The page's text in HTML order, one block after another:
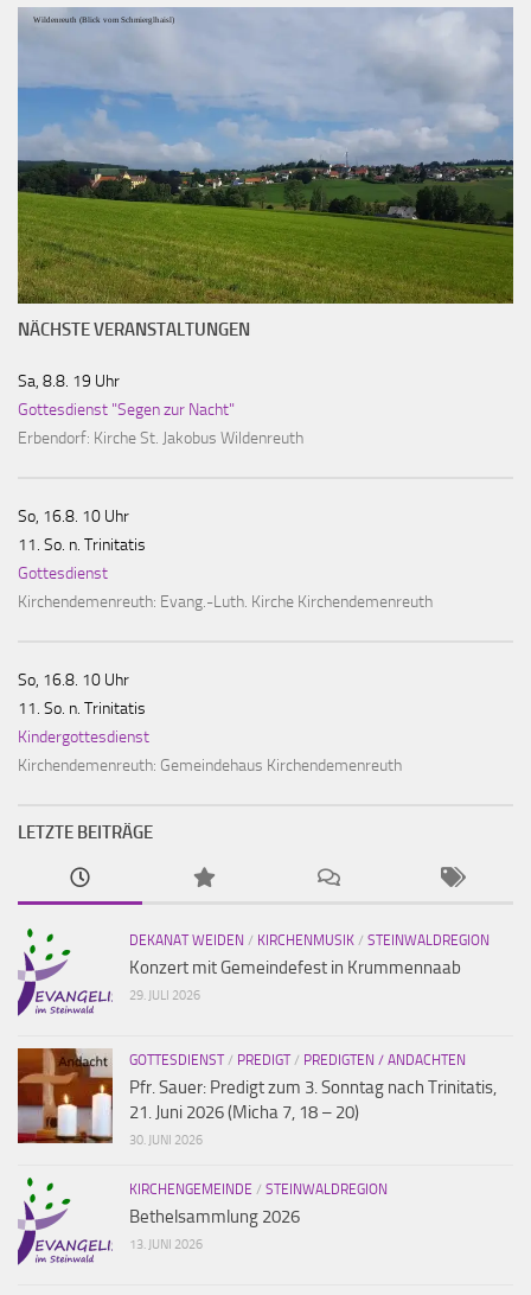
Wildenreuth (Blick vom Schmierglhaisl)
NÄCHSTE VERANSTALTUNGEN
Sa, 8.8. 19 Uhr
Gottesdienst "Segen zur Nacht"
Erbendorf: Kirche St. Jakobus Wildenreuth
So, 16.8. 10 Uhr
11. So. n. Trinitatis
Gottesdienst
Kirchendemenreuth: Evang.-Luth. Kirche Kirchendemenreuth
So, 16.8. 10 Uhr
11. So. n. Trinitatis
Kindergottesdienst
Kirchendemenreuth: Gemeindehaus Kirchendemenreuth
LETZTE BEITRÄGE
DEKANAT WEIDEN / KIRCHENMUSIK / STEINWALDREGION
Konzert mit Gemeindefest in Krummennaab
29. JULI 2026
GOTTESDIENST/ PREDIGT/ PREDIGTEN / ANDACHTEN
Pfr. Sauer: Predigt zum 3. Sonntag nach Trinitatis,
21. Juni 2026 (Micha 7, 18 – 20)
30. JUNI 2026
KIRCHENGEMEINDE / STEINWALDREGION
Bethelsammlung 2026
13. JUNI 2026